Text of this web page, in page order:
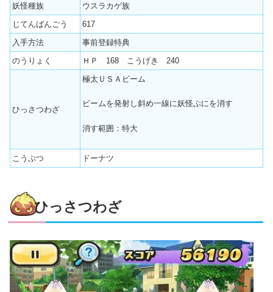
妖怪種族
ウスラカゲ族
じてんばんごう
617
入手方法
事前登録特典
のうりょく
ＨＰ 168 こうげき 240
ひっさつわざ
極太ＵＳＡビーム
ビームを発射し斜め一線に妖怪ぷにを消す
消す範囲：特大
こうぶつ ドーナツ
ひっさつわざ